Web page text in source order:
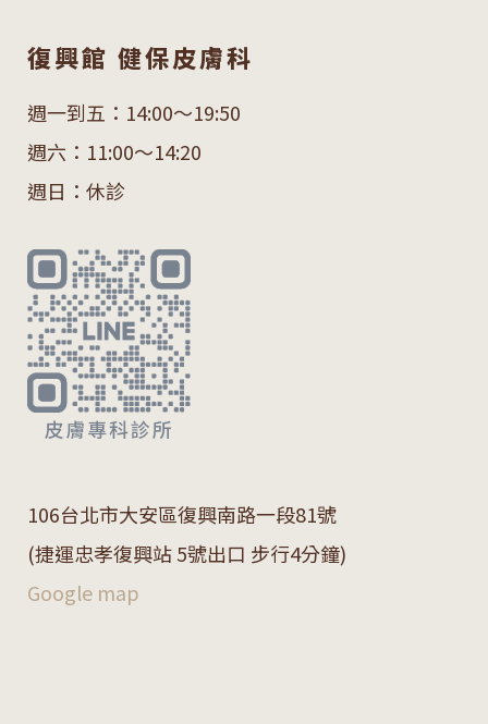
復興館 健保皮膚科
週一到五：14:00～19:50
週六：11:00～14:20
週日：休診
106台北市大安區復興南路一段81號
(捷運忠孝復興站 5號出口 步行4分鐘)
Google map